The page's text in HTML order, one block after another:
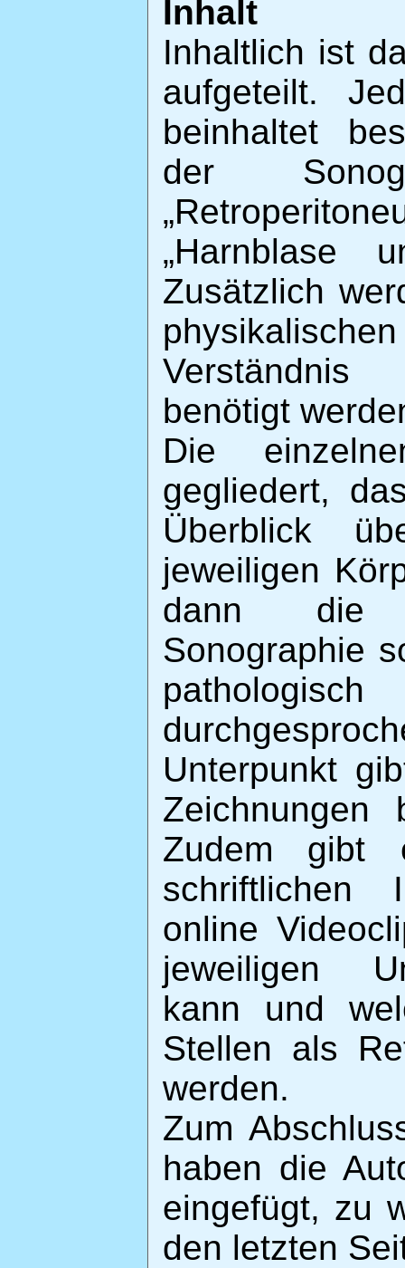
Inhalt
Inhaltlich ist
aufgeteilt.
beinhaltet
der
„Harnblase
Zusätzlich
Verständnis
benötigt
Die
gegliedert,
Überblick
jeweiligen
dann die
Sonographie
Unterpunkt
Zeichnungen
Zudem gibt
schriftlichen
online
jeweiligen
kann und
Stellen als
werden.
Zum
haben die
eingefügt, zu
den letzten